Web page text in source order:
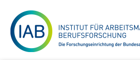
zum
Inhalt